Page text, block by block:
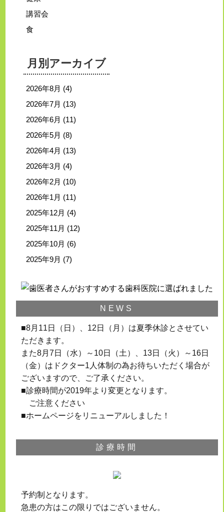
講習会
食
月別アーカイブ
2026年8月 (4)
2026年7月 (13)
2026年6月 (11)
2026年5月 (8)
2026年4月 (13)
2026年3月 (4)
2026年2月 (10)
2026年1月 (11)
2025年12月 (4)
2025年11月 (12)
2025年10月 (6)
2025年9月 (7)
NEWS
■8月11日（日）、12日（月）は夏季休診とさせてい
ただきます。
また8月7日（水）～10日（土）、13日（火）～16日
（金）はドクター1人体制の為お待ちいただく場合が
ございますので、ご了承ください。
■診療時間が2019年より変更となります。
ご注意ください
■ホームページをリニューアルしました！
診療時間
予約制となります。
急患の方はこの限りではございません。